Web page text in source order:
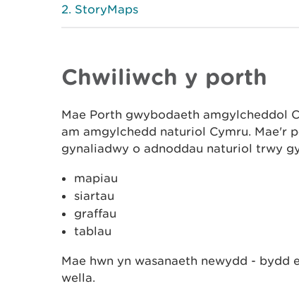
StoryMaps
Chwiliwch y porth
Mae Porth gwybodaeth amgylcheddol
am amgylchedd naturiol Cymru. Mae'r
gynaliadwy o adnoddau naturiol trwy
mapiau
siartau
graffau
tablau
Mae hwn yn wasanaeth newydd - bydd
wella.